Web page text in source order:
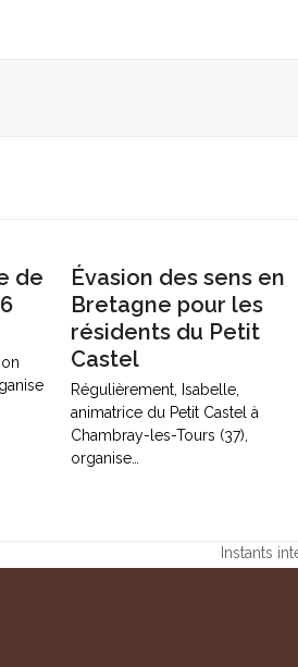
de
Évasion des sens en
Bretagne pour les
résidents du Petit
Castel
Régulièrement, Isabelle,
animatrice du Petit Castel à
Chambray-les-Tours (37),
organise…
next
Instants